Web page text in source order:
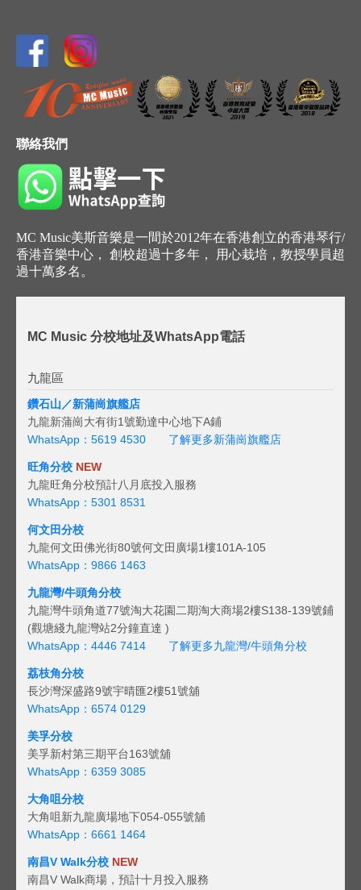
聯絡我們
MC Music美斯音樂是一間於2012年在香港創立的香港琴行/
香港音樂中心， 創校超過十多年， 用心栽培，教授學員超
過十萬多名。
MC Music 分校地址及WhatsApp電話
九龍區
鑽石山／新蒲崗旗艦店
九龍新蒲崗大有街1號勤達中心地下A鋪
WhatsApp：5619 4530
了解更多新蒲崗旗艦店
旺角分校 NEW
九龍旺角分校預計八月底投入服務
WhatsApp：5301 8531
何文田分校
九龍何文田佛光街80號何文田廣場1樓101A-105
WhatsApp：9866 1463
九龍灣/牛頭角分校
九龍灣牛頭角道77號淘大花園二期淘大商場2樓S138-139號鋪
(觀塘綫九龍灣站2分鐘直達 )
WhatsApp：4446 7414
了解更多九龍灣/牛頭角分校
荔枝角分校
長沙灣深盛路9號宇晴匯2樓51號舖
WhatsApp：6574 0129
美孚分校
美孚新村第三期平台163號舖
WhatsApp：6359 3085
大角咀分校
大角咀新九龍廣場地下054-055號舖
WhatsApp：6661 1464
南昌V Walk分校 NEW
南昌V Walk商場，預計十月投入服務